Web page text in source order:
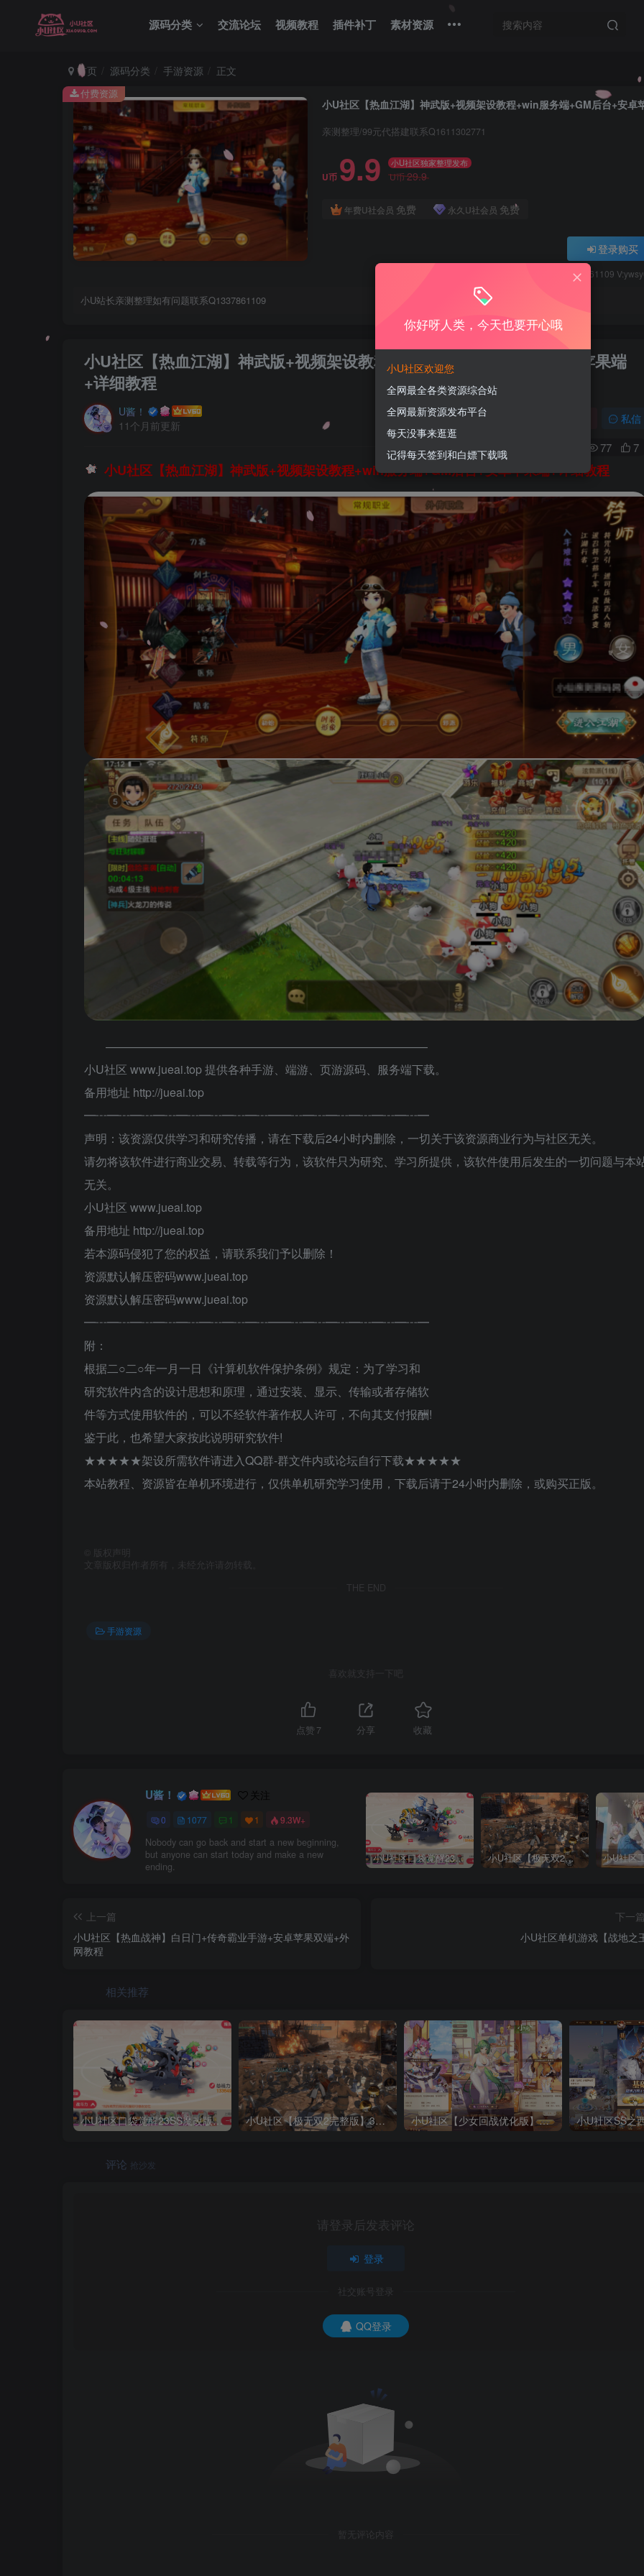
源码分类 交流论坛 视频教程 插件补丁 素材资源
首页 源码分类 手游资源 正文
亲测整理/99元代搭建联系Q1611302771
U币 9.9 小U社区独家整理发布
U币29.9
年费U社会员 免费 永久U社会员 免费
登录购买
Q:1337861109
小U站长亲测整理如有问题联系Q1337861109
付费资源
小U社区【热血江湖】神武版+视频架设教程+win服务端+GM后台+安卓苹果端
+详细教程
U酱！
11个月前更新
私信
77 7
小U社区【热血江湖】神武版+视频架设教程+win服务端+GM后台+安卓苹果端+详细教程
————————————————————————————
小U社区 www.jueai.top 提供各种手游、端游、页游源码、服务端下载。
备用地址 http://jueai.top
━┅━┅━┅━┅━┅━┅━┅━┅━━┅━┅━┅━┅━┅━┅━
声明：该资源仅供学习和研究传播，请在下载后24小时内删除，一切关于该资源商业行为与社区无关。
请勿将该软件进行商业交易、转载等行为，该软件只为研究、学习所提供，该软件使用后发生的一切问题与本
无关。
小U社区 www.jueai.top
备用地址 http://jueai.top
若本源码侵犯了您的权益，请联系我们予以删除！
资源默认解压密码www.jueai.top
资源默认解压密码www.jueai.top
━┅━┅━┅━┅━┅━┅━┅━┅━━┅━┅━┅━┅━┅━┅━
附：
根据二○二○年一月一日《计算机软件保护条例》规定：为了学习和
研究软件内含的设计思想和原理，通过安装、显示、传输或者存储软
件等方式使用软件的，可以不经软件著作权人许可，不向其支付报酬!
鉴于此，也希望大家按此说明研究软件!
★★★★★架设所需软件请进入QQ群-群文件内或论坛自行下载★★★★★
本站教程、资源皆在单机环境进行，仅供单机研究学习使用，下载后请于24小时内删除，或购买正版。
版权声明
文章版权归作者所有，未经允许请勿转载。
THE END
手游资源
喜欢就支持一下吧
点赞 7 分享 收藏
U酱！ 关注
0 1077 1 1 9.3W+
Nobody can go back and start a new beginning,
but anyone can start today and make a new
ending.
小U社区口袋觉醒23SS魔改版服务端横版卡牌手游+Linux手工服务端+GM授权后台+搭建视频 小U社区【极无双2完整版】3D动作ARPG手游+Linux学习手工端+GM授权后台+视频教程
上一篇
小U社区【热血战神】白日门+传奇霸业手游+安卓苹果双端+外
网教程
下一
小U社区单机游戏【战地之
相关推荐
小U社区口袋觉醒23SS魔改版服务端横版卡牌手游+Linux手工服务端+GM授权后台+搭建视频 小U社区【极无双2完整版】3D动作ARPG手游+Linux学习手工端+GM授权后台+视频教程 小U社区【少女回战优化版】卡牌回合手游Linux本地学习手工端+lua加解密工具+GM授权后台+搭建视频
评论 抢沙发
请登录后发表评论
登录
社交账号登录
QQ登录
暂无评论内容
你好呀人类，今天也要开心哦
小U社区欢迎您
全网最全各类资源综合站
全网最新资源发布平台
每天没事来逛逛
记得每天签到和白嫖下载哦